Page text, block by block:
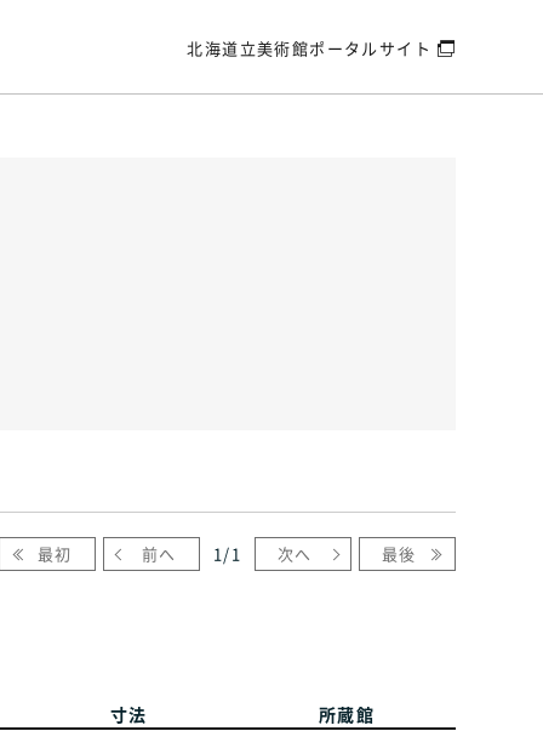
北海道立美術館ポータルサイト
最初 前へ 1/1 次へ 最後
寸法 所蔵館